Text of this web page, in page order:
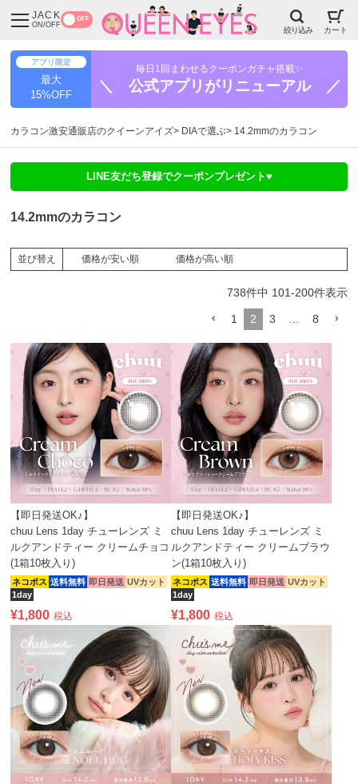
JACK
ON/OFF
OFF
絞り込み カート
アプリ限定
最大
15%OFF
毎日1回まわせるクーポンガチャ搭載✨
＼ 公式アプリがリニューアル ／
カラコン激安通販店のクイーンアイズ DIAで選ぶ 14.2mmのカラコン
LINE友だち登録でクーポンプレゼント♥
14.2mmのカラコン
並び替え 価格が安い順 価格が高い順
738件中 101-200件表示
1 2 3 8
【即日発送OK♪】
chuu Lens 1day チューレンズ ミ
ルクアンドティー クリームチョコ
(1箱10枚入り)
ネコポス 送料無料 即日発送 UVカット
1day
¥1,800 税込
【即日発送OK♪】
chuu Lens 1day チューレンズ ミ
ルクアンドティー クリームブラウ
ン(1箱10枚入り)
ネコポス 送料無料 即日発送 UVカット
1day
¥1,800 税込